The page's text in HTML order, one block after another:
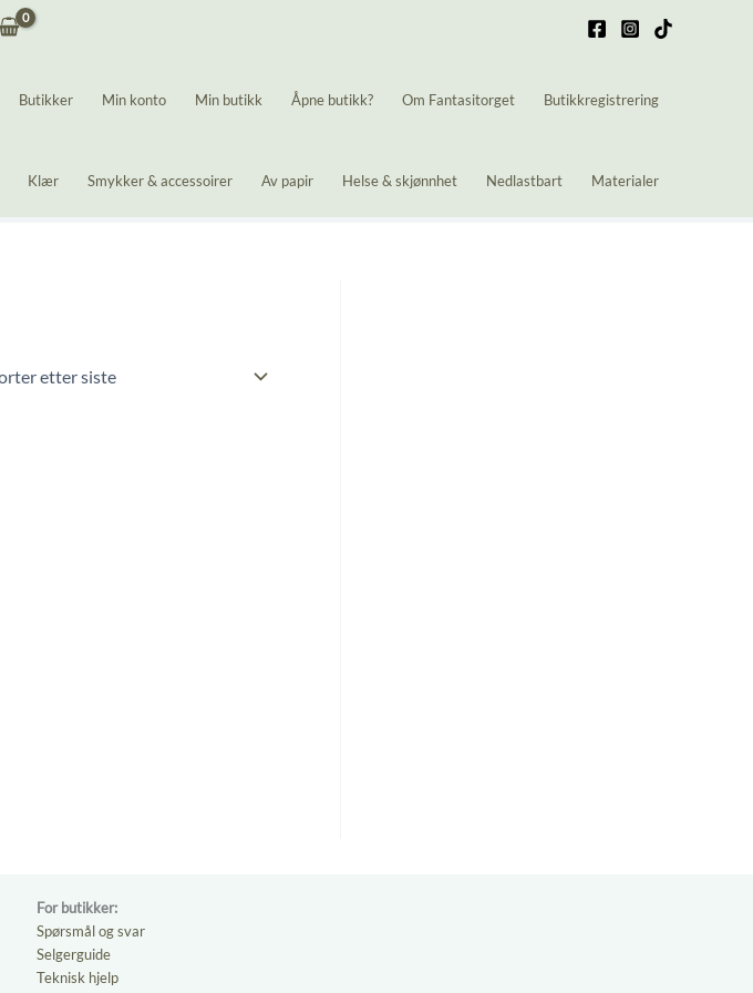
Butikker Min konto Min butikk Åpne butikk? Om Fantasitorget Butikkregistrering
Klær Smykker & accessoirer Av papir Helse & skjønnhet Nedlastbart Materialer
For butikker:
Spørsmål og svar
Selgerguide
Teknisk hjelp